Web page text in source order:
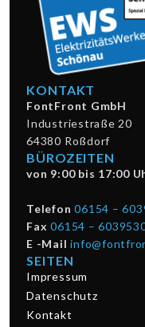
KONTAKT
FontFront GmbH
Industriestraße 20
64380 Roßdorf
BÜROZEITEN
von 9:00 bis 17:00
Telefon 06154 –
Fax 06154 –
E -Mail
SEITEN
Impressum
Datenschutz
Kontakt